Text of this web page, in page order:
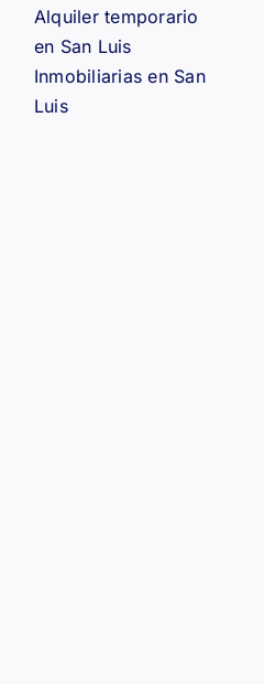
Alquiler temporario
en San Luis
Inmobiliarias en San
Luis